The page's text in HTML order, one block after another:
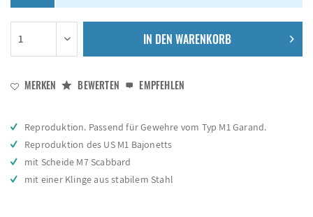
IN DEN WARENKORB
MERKEN BEWERTEN EMPFEHLEN
Reproduktion. Passend für Gewehre vom Typ M1 Garand.
Reproduktion des US M1 Bajonetts
mit Scheide M7 Scabbard
mit einer Klinge aus stabilem Stahl